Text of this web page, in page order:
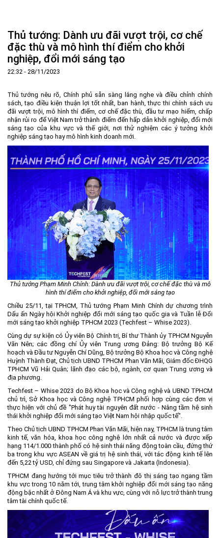
Lịch sử hình thành và phát triển
Tầm nhìn - Sứ mệnh
Lãnh đạo Ban Quản lý
Chức năng, nhiệm vụ
Tin tức - sự kiện
Ban Quản lý Khu
Chính sách mới
Hợp tác quốc tế
Đào tạo và Nghiên cứu
Cách mạng công nghiệp lần thứ 4
Quy hoạch
Quy hoạch tổng thể
Quy hoạch khu chức năng
Ưu thế
Cơ sở hạ tầng
Cơ chế ưu đãi đầu tư
Cơ chế Một cửa
Nguồn nhân lực
Nhà đầu tư
Hướng dẫn đầu tư ▼
Trình tự, thủ tục đầu tư
Tiêu chí đầu tư
Lĩnh vực đầu tư
Quản lý và vận hành dự án đầu tư
Văn bản pháp luật ▼
Các thủ tục hành chính
Doanh nghiệp
Đất đai
Đầu tư
Khu CNC Hòa Lạc
Lao động
Môi trường
Quy hoạch - Xây dựng
Ưu đãi đầu tư
Công nghệ và Sản phẩm
Văn bản khác
Thông báo
Thông báo chung
Tuyển dụng
Công khai ngân sách
Dữ liệu mở
FAQs
Liên hệ - Liên kết ▼
Liên kết
Liên hệ
Thủ tướng: Dành ưu đãi vượt trội, cơ chế
đặc thù và mô hình thí điểm cho khởi
nghiệp, đổi mới sáng tạo
22:32 - 28/11/2023
Thủ tướng nêu rõ, Chính phủ sẵn sàng lắng nghe và điều chỉnh chính
sách, tạo điều kiện thuận lợi tốt nhất, ban hành, thực thi chính sách ưu
đãi vượt trội, mô hình thí điểm, cơ chế đặc thù, đầu tư mạo hiểm, chấp
nhận rủi ro để Việt Nam trở thành điểm đến hấp dẫn khởi nghiệp, đổi mới
sáng tạo của khu vực và thế giới, nơi thử nghiệm các ý tưởng khởi
nghiệp sáng tạo hay mô hình kinh doanh mới.
Thủ tướng Phạm Minh Chính: Dành ưu đãi vượt trội, cơ chế đặc thù và mô
hình thí điểm cho khởi nghiệp, đổi mới sáng tạo
Chiều 25/11, tại TPHCM, Thủ tướng Phạm Minh Chính dự chương trình
Dấu ấn Ngày hội Khởi nghiệp đổi mới sáng tạo quốc gia và Tuần lễ Đổi
mới sáng tạo khởi nghiệp TPHCM 2023 (Techfest – Whise 2023).
Cùng dự sự kiện có Ủy viên Bộ Chính trị, Bí thư Thành ủy TPHCM Nguyễn
Văn Nên; các đồng chí Ủy viên Trung ương Đảng: Bộ trưởng Bộ Kế
hoạch và Đầu tư Nguyễn Chí Dũng, Bộ trưởng Bộ Khoa học và Công nghệ
Huỳnh Thành Đạt, Chủ tịch UBND TPHCM Phan Văn Mãi, Giám đốc ĐHQG
TPHCM Vũ Hải Quân; lãnh đạo các bộ, ngành, cơ quan Trung ương và
địa phương.
Techfest – Whise 2023 do Bộ Khoa học và Công nghệ và UBND TPHCM
chủ trì, Sở Khoa học và Công nghệ TPHCM phối hợp cùng các đơn vị
thực hiện với chủ đề "Phát huy tài nguyên đất nước - Nâng tầm hệ sinh
thái khởi nghiệp đổi mới sáng tạo Việt Nam hội nhập quốc tế".
Theo Chủ tịch UBND TPHCM Phan Văn Mãi, hiện nay, TPHCM là trung tâm
kinh tế, văn hóa, khoa học công nghệ lớn nhất cả nước và được xếp
hạng 114/1.000 thành phố có hệ sinh thái năng động toàn cầu, đứng thứ
ba trong khu vực ASEAN về giá trị hệ sinh thái, với tác động kinh tế lên
đến 5,22 tỷ USD, chỉ đứng sau Singapore và Jakarta (Indonesia).
TPHCM đang hướng tới mục tiêu trở thành đô thị sáng tạo ngang tầm
khu vực trong 10 năm tới, trung tâm khởi nghiệp đổi mới sáng tạo năng
động bậc nhất ở Đông Nam Á và khu vực, cùng với nỗ lực trở thành trung
tâm tài chính quốc tế.